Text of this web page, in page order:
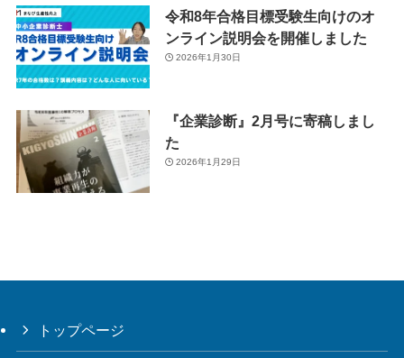
令和8年合格目標受験生向けのオ
ンライン説明会を開催しました
2026年1月30日
『企業診断』2月号に寄稿しまし
た
2026年1月29日
トップページ